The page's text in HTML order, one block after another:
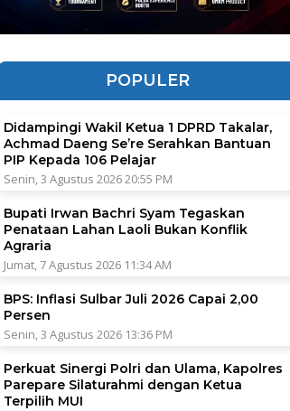
POPULER
Didampingi Wakil Ketua 1 DPRD Takalar,
Achmad Daeng Se’re Serahkan Bantuan
PIP Kepada 106 Pelajar
Senin, 3 Agustus 2026 20:55 PM
Bupati Irwan Bachri Syam Tegaskan
Penataan Lahan Laoli Bukan Konflik
Agraria
Jumat, 7 Agustus 2026 11:34 AM
BPS: Inflasi Sulbar Juli 2026 Capai 2,00
Persen
Senin, 3 Agustus 2026 13:36 PM
Perkuat Sinergi Polri dan Ulama, Kapolres
Parepare Silaturahmi dengan Ketua
Terpilih MUI